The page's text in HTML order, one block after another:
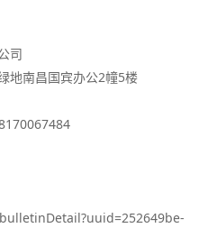
司
地南昌国宾办公2幢5楼